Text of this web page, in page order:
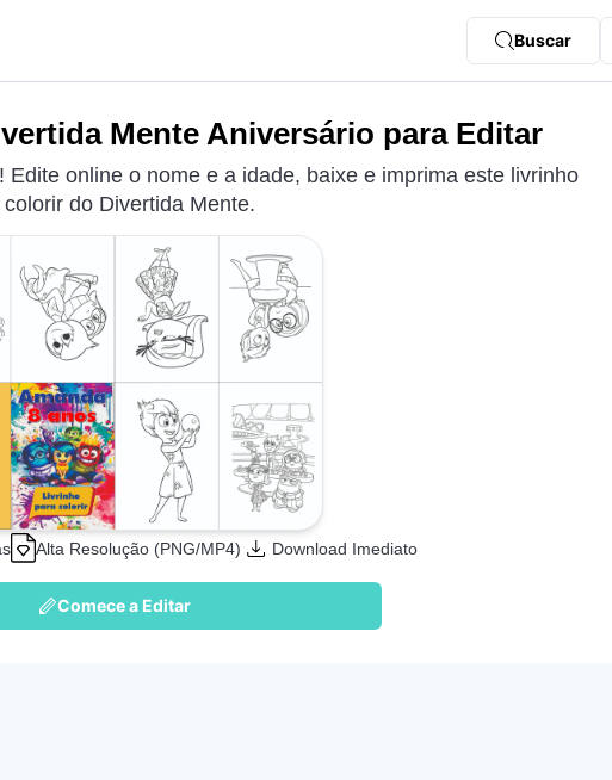
Buscar
Mente Aniversário para Editar
online o nome e a idade, baixe e imprima este livrinho
colorir do Divertida Mente.
Alta Resolução (PNG/MP4) Download Imediato
Comece a Editar